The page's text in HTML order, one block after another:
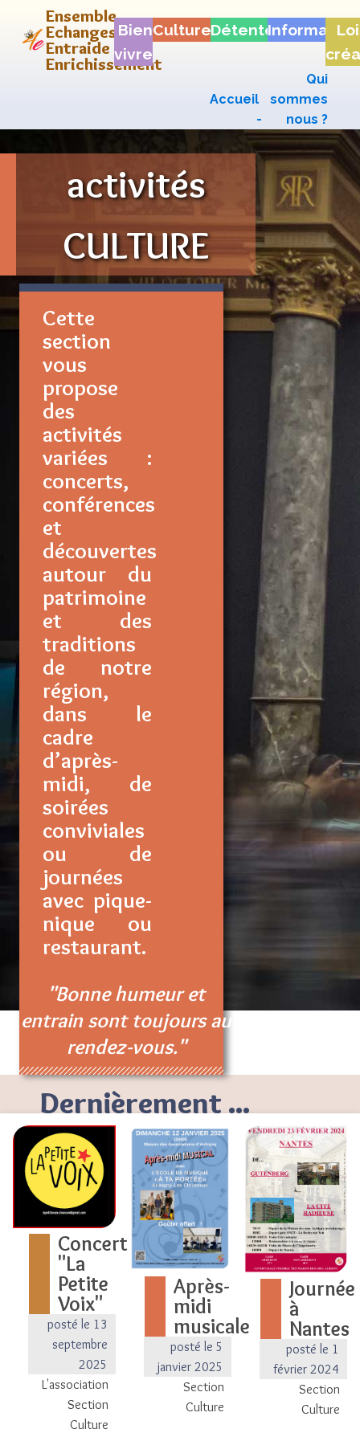
Ensemble
Echanges
Entraide &
Enrichissement
Bien
vivre
CultureDétente
Accueil
-
Qui
sommes
nous ?
activités
CULTURE
Cette
section
vous
propose
des
activités
variées :
concerts,
conférences
et
découvertes
autour du
patrimoine
et des
traditions
de notre
région,
dans le
cadre
d’après-
midi, de
soirées
conviviales
ou de
journées
avec pique-
nique ou
restaurant.
"Bonne humeur et
entrain sont toujours au
rendez-vous."
Dernièrement ...
Concert
"La
Petite
Voix"
posté le 13
septembre
2025
L'association
Section
Culture
Après-
midi
musicale
posté le 5
janvier 2025
Section
Culture
Journée
à
Nantes
posté le 1
février 2024
Section
Culture